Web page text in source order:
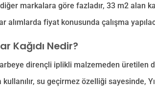
markalara göre fazladır, 33 m2 alan
alımlarda fiyat konusunda çalışma
Kağıdı Nedir?
dirençli iplikli malzemeden üretilen
su geçirmez özelliği sayesinde,